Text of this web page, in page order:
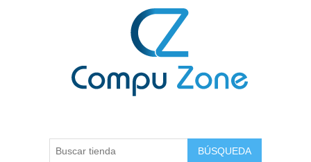
BÚSQUEDA